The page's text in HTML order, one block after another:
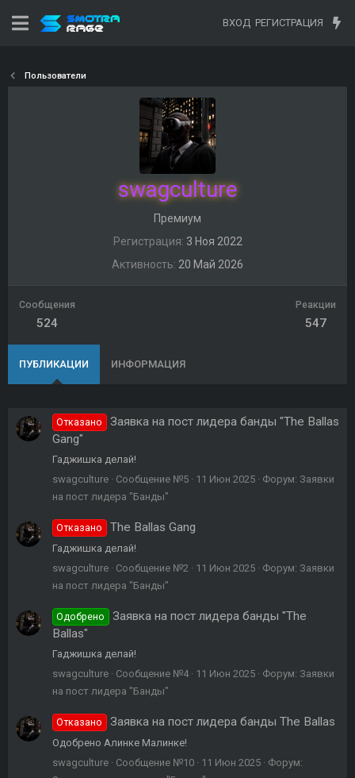
ВХОД РЕГИСТРАЦИЯ
Пользователи
swagculture
Премиум
Регистрация 3 Ноя 2022
Активность 20 Май 2026
Сообщения
524
Реакции
547
ПУБЛИКАЦИИ ИНФОРМАЦИЯ
Отказано
Заявка на пост лидера банды "The Ballas
Gang"
Гаджишка делай!
swagculture
Сообщение №5 11 Июн 2025 Форум: Заявки
на пост лидера "Банды"
Отказано The Ballas Gang
Гаджишка делай!
swagculture
Сообщение №2 11 Июн 2025 Форум: Заявки
на пост лидера "Банды"
Одобрено
Заявка на пост лидера банды "The
Ballas"
Гаджишка делай!
swagculture
Сообщение №4 11 Июн 2025 Форум: Заявки
на пост лидера "Банды"
Отказано Заявка на пост лидера банды The Ballas
Одобрено Алинке Малинке!
swagculture
Сообщение №10 11 Июн 2025
Форум: